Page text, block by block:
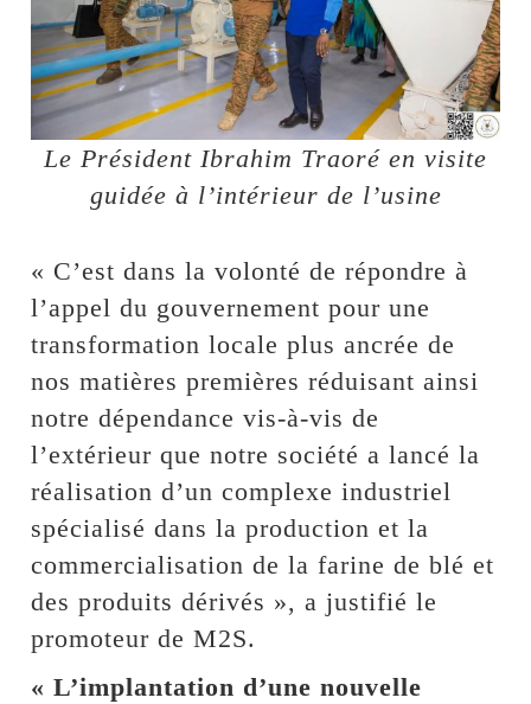
Le Président Ibrahim Traoré en visite
guidée à l’intérieur de l’usine
« C’est dans la volonté de répondre à
l’appel du gouvernement pour une
transformation locale plus ancrée de
nos matières premières réduisant ainsi
notre dépendance vis-à-vis de
l’extérieur que notre société a lancé la
réalisation d’un complexe industriel
spécialisé dans la production et la
commercialisation de la farine de blé et
des produits dérivés », a justifié le
promoteur de M2S.
« L’implantation d’une nouvelle